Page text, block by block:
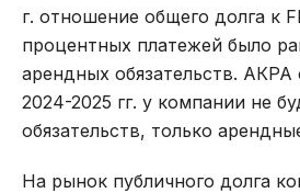
г. отношение общего долга к
процентных платежей было
арендных обязательств.
2024-2025 гг. у компании не
обязательств, только
На рынок публичного долга